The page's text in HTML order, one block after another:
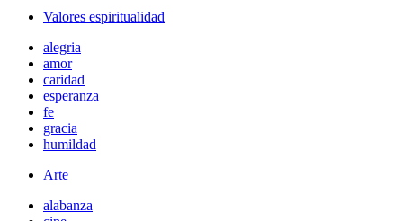
Valores espiritualidad
alegria
amor
caridad
esperanza
fe
gracia
humildad
Arte
alabanza